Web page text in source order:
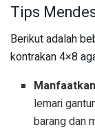
Tips
Berikut adalah
kontrakan 4×8
lemari
barang dan